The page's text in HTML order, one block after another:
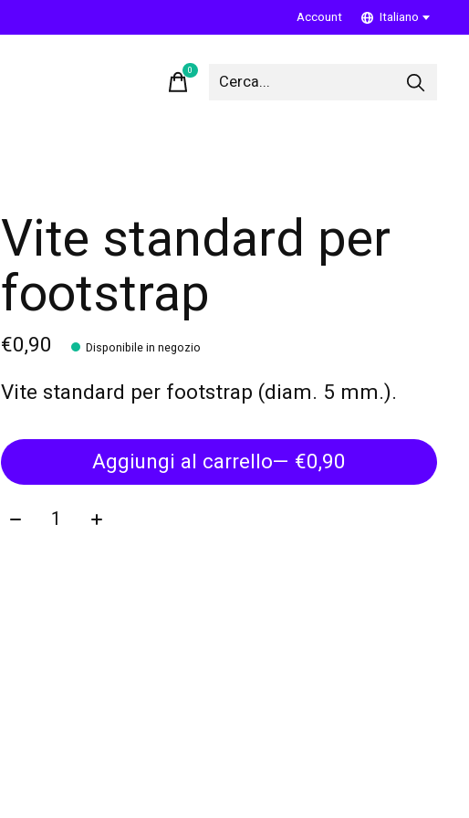
Account Italiano
0items
Vite standard per
footstrap
€0,90 Disponibile in negozio
Vite standard per footstrap (diam. 5 mm.).
Aggiungi al carrello
— €0,90
Quantità: